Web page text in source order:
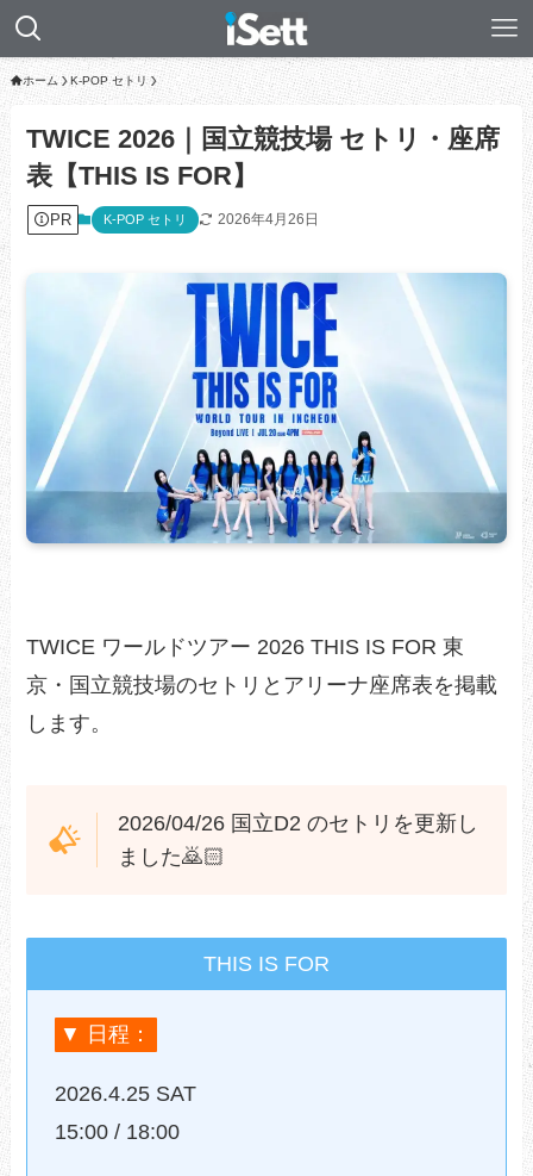
ホーム K-POP セトリ
TWICE 2026｜国立競技場 セトリ・座席
表【THIS IS FOR】
PR K-POP セトリ 2026年4月26日
TWICE ワールドツアー 2026 THIS IS FOR 東
京・国立競技場のセトリとアリーナ座席表を掲載
します。
2026/04/26 国立D2 のセトリを更新し
ました🙇🏻
THIS IS FOR
▼ 日程：
2026.4.25 SAT
15:00 / 18:00